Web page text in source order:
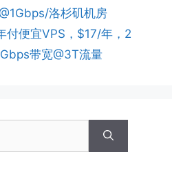
洛杉矶机房
付便宜VPS，$17/年，2
带宽@3T流量